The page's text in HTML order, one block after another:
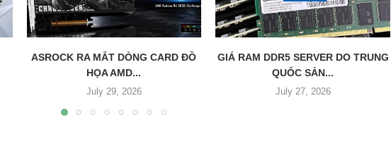
ASROCK RA MẮT DÒNG CARD ĐỒ
HỌA AMD...
July 29, 2026
GIÁ RAM DDR5 SERVER DO TRUNG
QUỐC SẢN...
July 27, 2026